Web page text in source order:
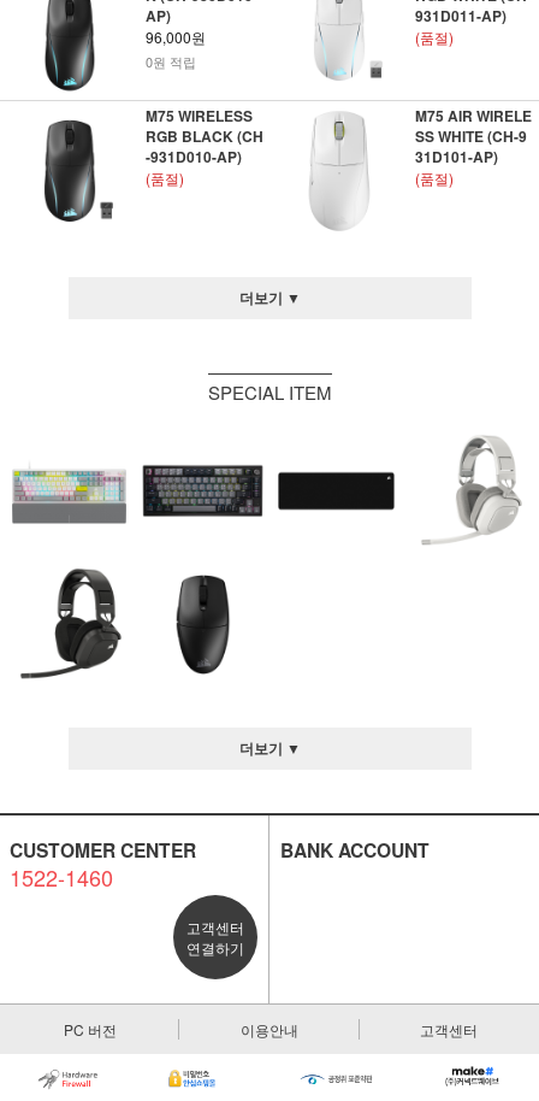
AP)
96,000원
0원 적립
931D011-AP)
(품절)
M75 WIRELESS
RGB BLACK (CH
-931D010-AP)
(품절)
M75 AIR WIRELE
SS WHITE (CH-9
31D101-AP)
(품절)
더보기 ▼
SPECIAL ITEM
더보기 ▼
CUSTOMER CENTER
1522-1460
고객센터
연결하기
BANK ACCOUNT
PC 버전 이용안내 고객센터